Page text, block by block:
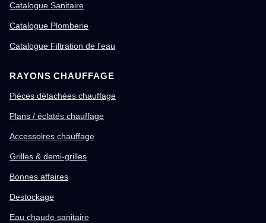
Catalogue Sanitaire
Catalogue Plomberie
Catalogue Filtration de l'eau
RAYONS CHAUFFAGE
Pièces détachées chauffage
Plans / éclatés chauffage
Accessoires chauffage
Grilles & demi-grilles
Bonnes affaires
Destockage
Eau chaude sanitaire